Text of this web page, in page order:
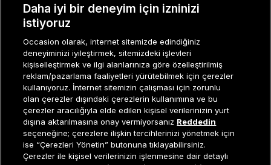
Müşteri İlişkileri0 850 800 01 20
KURUMSAL
KADIN KATEGORILER
GRUP MARKALAR
ERKEK KATEGORILER
Daha iyi bir deneyim için izninizi
istiyoruz
Occasion olarak, internet sitemizde edindiğiniz
deneyiminizi iyileştirmek, sitemizdeki işlevleri
kişiselleştirmek ve ilgi alanlarınıza göre özelleştirilmiş
reklam/pazarlama faaliyetleri yürütebilmek için çerezler
kullanıyoruz. İnternet sitemizin çalışması için zorunlu
olan çerezler dışındaki çerezlerin kullanımına ve bu
çerezler aracılığıyla elde edilen kişisel verilerinizin yurt
dışına aktarılmasına onay vermiyorsanız Reddedin
seçeneğine; çerezlere ilişkin tercihlerinizi yönetmek için
ise “Çerezleri Yönetin” butonuna tıklayabilirsiniz.
Çerezler ile kişisel verilerinizin işlenmesine dair detaylı